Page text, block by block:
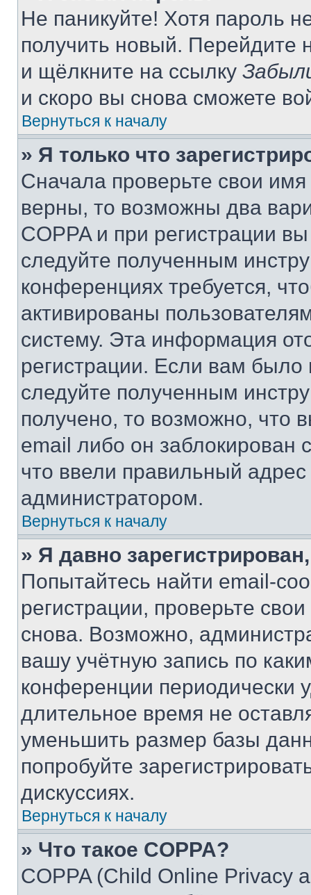
Не паникуйте! Хотя пароль
получить новый. Перейдите
и щёлкните на ссылку
и скоро вы снова сможете
Вернуться к началу
» Я только что
Сначала проверьте свои
верны, то возможны два
COPPA и при регистрации
следуйте полученным
конференциях требуется,
активированы
систему. Эта информация
регистрации. Если вам
следуйте полученным
получено, то возможно, что
email либо он
что ввели правильный адрес
администратором.
Вернуться к началу
» Я давно
Попытайтесь найти email-
регистрации, проверьте
снова. Возможно,
вашу учётную запись по
конференции периодически
длительное время не
уменьшить размер базы
попробуйте
дискуссиях.
Вернуться к началу
» Что такое COPPA?
COPPA (Child Online Privacy